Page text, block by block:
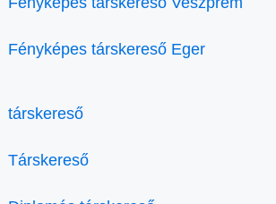
Fényképes társkereső Eger
társkereső
Társkereső